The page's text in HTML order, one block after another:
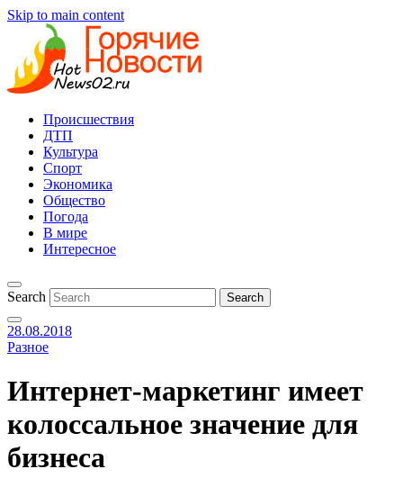
Skip to main content
Происшествия
ДТП
Культура
Спорт
Экономика
Общество
Погода
В мире
Интересное
Search
28.08.2018
Разное
Интернет-маркетинг имеет
колоссальное значение для
бизнеса